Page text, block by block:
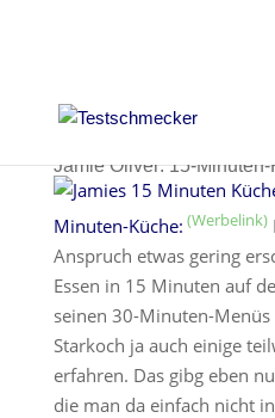
Jamie Oliver: 15-
Minuten-Küche:
Anspruch etwas gering
Essen in 15 Minuten auf
seinen 30-Minuten-
Starkoch ja auch einige
erfahren. Das gibg eben
die man da einfach nicht